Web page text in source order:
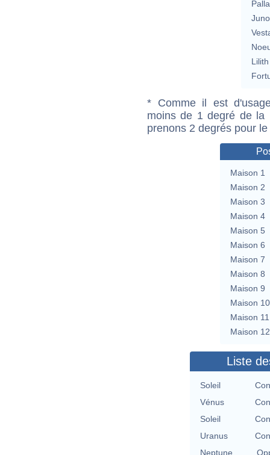
Lilith
* Comme il est
moins de 1 degré de la
prenons 2 degrés pour
Maison 1
Maison 2
Maison 3
Maison 4
Maison 5
Maison 6
Maison 7
Maison 8
Maison 9
Maison 10
Maison 11
Maison 12
Liste
Soleil
Vénus
Soleil
Uranus
Neptune